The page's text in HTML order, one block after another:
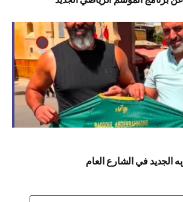
الجديد في الشارع العام